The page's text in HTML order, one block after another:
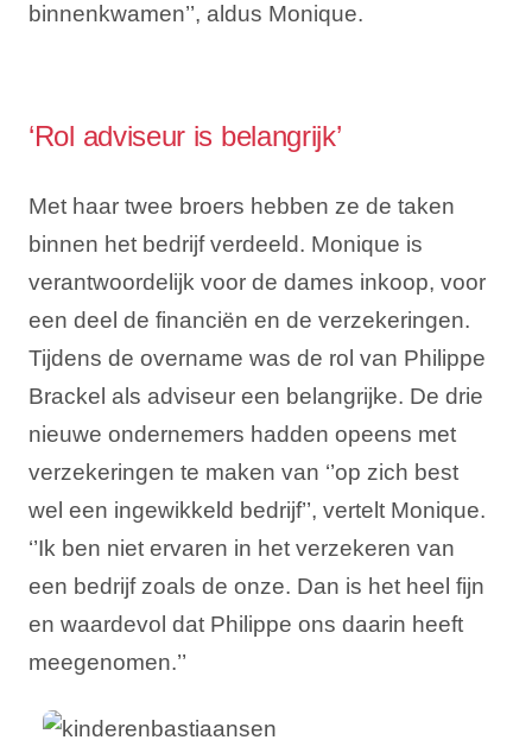
binnenkwamen’’, aldus Monique.
‘Rol adviseur is belangrijk’
Met haar twee broers hebben ze de taken
binnen het bedrijf verdeeld. Monique is
verantwoordelijk voor de dames inkoop, voor
een deel de financiën en de verzekeringen.
Tijdens de overname was de rol van Philippe
Brackel als adviseur een belangrijke. De drie
nieuwe ondernemers hadden opeens met
verzekeringen te maken van ‘’op zich best
wel een ingewikkeld bedrijf’’, vertelt Monique.
‘’Ik ben niet ervaren in het verzekeren van
een bedrijf zoals de onze. Dan is het heel fijn
en waardevol dat Philippe ons daarin heeft
meegenomen.’’